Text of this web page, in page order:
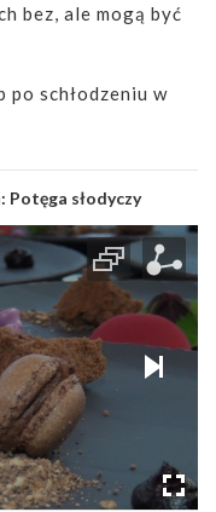
bez, ale mogą być
po schłodzeniu w
Potęga słodyczy